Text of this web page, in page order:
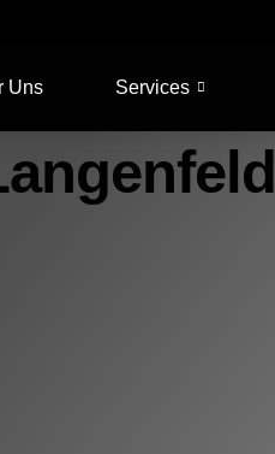
Uns Services